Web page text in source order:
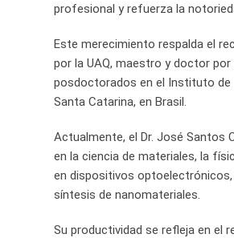
profesional y refuerza la
Este merecimiento respalda el
por la UAQ, maestro y doctor
posdoctorados en el Instituto de
Santa Catarina, en Brasil.
Actualmente, el Dr. José Santos
en la ciencia de materiales, la
en dispositivos
síntesis de nanomateriales.
Su productividad se refleja en el